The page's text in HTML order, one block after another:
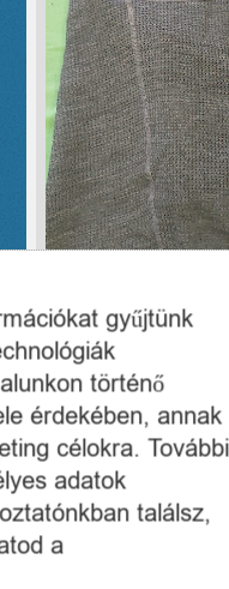
ALPINE
gyűjtünk
történő
érdekében, annak
célokra. További
adatok
találsz,
a